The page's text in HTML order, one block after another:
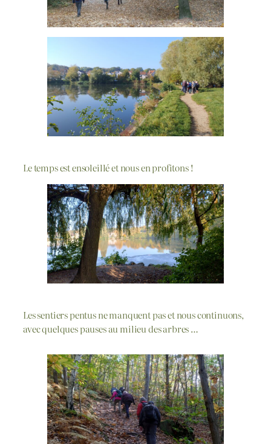
Le temps est ensoleillé et nous en profitons !
Les sentiers pentus ne manquent pas et nous continuons,
avec quelques pauses au milieu des arbres …